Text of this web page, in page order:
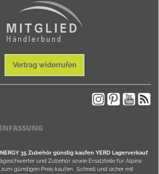
Vertrag widerrufen
35 Zubehör günstig kaufen YERD Lagerverkauf
und Zubehör sowie Ersatzteile für Alpina
günstigen Preis kaufen . Schnell und sicher mit